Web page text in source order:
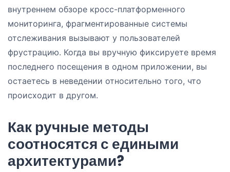
внутреннем обзоре кросс-платформенного
мониторинга, фрагментированные системы
отслеживания вызывают у пользователей
фрустрацию. Когда вы вручную фиксируете время
последнего посещения в одном приложении, вы
остаетесь в неведении относительно того, что
происходит в другом.
Как ручные методы
соотносятся с едиными
архитектурами?